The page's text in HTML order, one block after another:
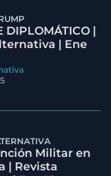
DIPLOMÁTICO |
| Ene
Militar en
| Revista